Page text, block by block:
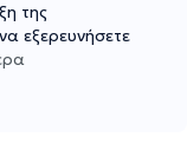
της
εξερευνήσετε